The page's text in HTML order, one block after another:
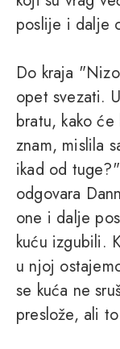
poslije i dalje
Do kraja
opet svezati.
bratu, kako
znam, mislila
ikad od
odgovara
one i dalje
kuću izgubili.
u njoj
se kuća ne
preslože, ali